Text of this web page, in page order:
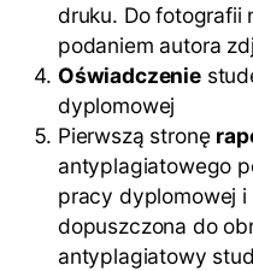
druku. Do fotografii
podaniem autora
Oświadczenie
dyplomowej
Pierwszą stronę
antyplagiatowego
pracy dyplomowej i
dopuszczona do
antyplagiatowy